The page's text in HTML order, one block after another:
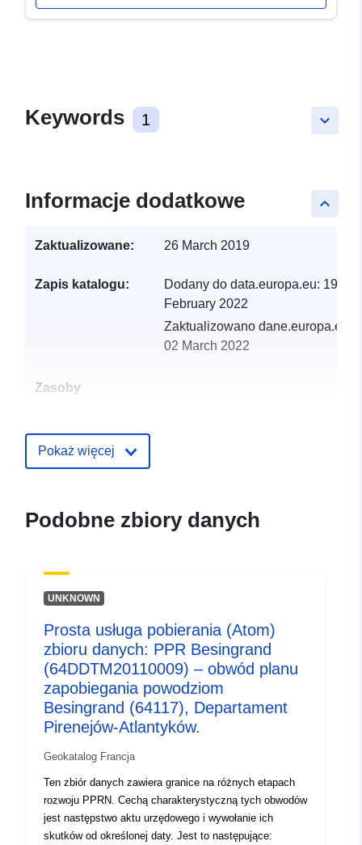
keyboard_arrow_down
Keywords 1
keyboard_arrow_up
Informacje dodatkowe
Zaktualizowane: 26 March 2019
Zapis katalogu: Dodany do data.europa.eu: 19
February 2022
Zaktualizowano dane.europa.eu:
02 March 2022
Zasoby
Identyfikatory:
75d7-497a-aeea-
4a87-a012-7217c8db93bf
Typ:
Zasób:
http://inspire.ec.europa.eu/
codelist/ResourceType/services
Pokaż więcej
Podobne zbiory danych
UNKNOWN
Prosta usługa pobierania (Atom)
zbioru danych: PPR Besingrand
(64DDTM20110009) – obwód planu
zapobiegania powodziom
Besingrand (64117), Departament
Pirenejów-Atlantyków.
Geokatalog Francja
Ten zbiór danych zawiera granice na różnych etapach
rozwoju PPRN. Cechą charakterystyczną tych obwodów
jest następstwo aktu urzędowego i wywołanie ich
skutków od określonej daty. Jest to następujące: